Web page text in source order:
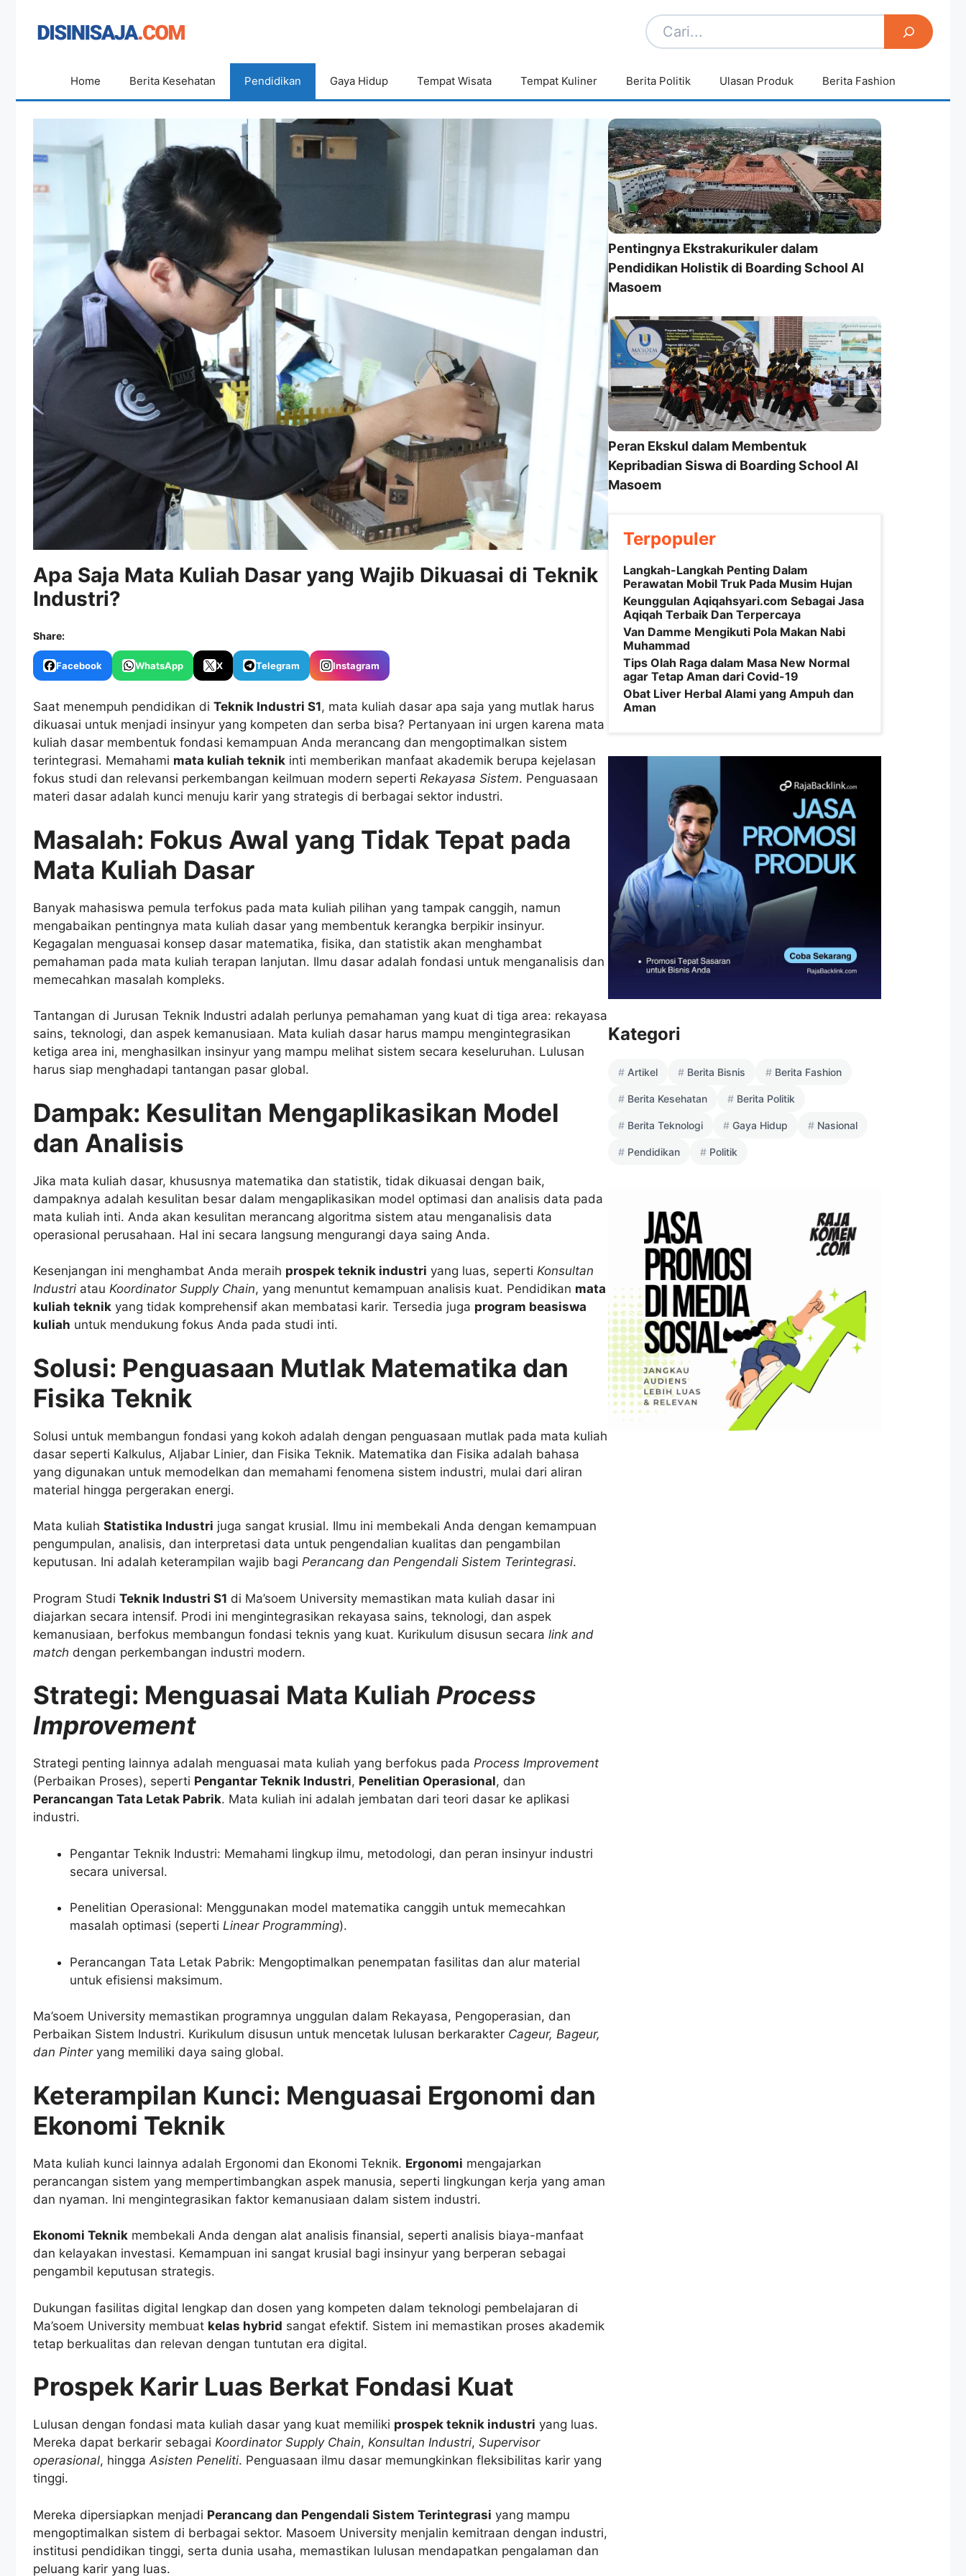
Home Berita Kesehatan Pendidikan Gaya Hidup Tempat Wisata Tempat Kuliner Berita Politik Ulasan Produk Berita Fashion
Apa Saja Mata Kuliah Dasar yang Wajib Dikuasai di Teknik
Industri?
Share:
Facebook WhatsApp X Telegram Instagram
Saat menempuh pendidikan di Teknik Industri S1, mata kuliah dasar apa saja yang mutlak harus
dikuasai untuk menjadi insinyur yang kompeten dan serba bisa? Pertanyaan ini urgen karena mata
kuliah dasar membentuk fondasi kemampuan Anda merancang dan mengoptimalkan sistem
terintegrasi. Memahami mata kuliah teknik inti memberikan manfaat akademik berupa kejelasan
fokus studi dan relevansi perkembangan keilmuan modern seperti Rekayasa Sistem. Penguasaan
materi dasar adalah kunci menuju karir yang strategis di berbagai sektor industri.
Masalah: Fokus Awal yang Tidak Tepat pada
Mata Kuliah Dasar
Banyak mahasiswa pemula terfokus pada mata kuliah pilihan yang tampak canggih, namun
mengabaikan pentingnya mata kuliah dasar yang membentuk kerangka berpikir insinyur.
Kegagalan menguasai konsep dasar matematika, fisika, dan statistik akan menghambat
pemahaman pada mata kuliah terapan lanjutan. Ilmu dasar adalah fondasi untuk menganalisis dan
memecahkan masalah kompleks.
Tantangan di Jurusan Teknik Industri adalah perlunya pemahaman yang kuat di tiga area: rekayasa
sains, teknologi, dan aspek kemanusiaan. Mata kuliah dasar harus mampu mengintegrasikan
ketiga area ini, menghasilkan insinyur yang mampu melihat sistem secara keseluruhan. Lulusan
harus siap menghadapi tantangan pasar global.
Dampak: Kesulitan Mengaplikasikan Model
dan Analisis
Jika mata kuliah dasar, khususnya matematika dan statistik, tidak dikuasai dengan baik,
dampaknya adalah kesulitan besar dalam mengaplikasikan model optimasi dan analisis data pada
mata kuliah inti. Anda akan kesulitan merancang algoritma sistem atau menganalisis data
operasional perusahaan. Hal ini secara langsung mengurangi daya saing Anda.
Kesenjangan ini menghambat Anda meraih prospek teknik industri yang luas, seperti Konsultan
Industri atau Koordinator Supply Chain, yang menuntut kemampuan analisis kuat. Pendidikan mata
kuliah teknik yang tidak komprehensif akan membatasi karir. Tersedia juga program beasiswa
kuliah untuk mendukung fokus Anda pada studi inti.
Solusi: Penguasaan Mutlak Matematika dan
Fisika Teknik
Solusi untuk membangun fondasi yang kokoh adalah dengan penguasaan mutlak pada mata kuliah
dasar seperti Kalkulus, Aljabar Linier, dan Fisika Teknik. Matematika dan Fisika adalah bahasa
yang digunakan untuk memodelkan dan memahami fenomena sistem industri, mulai dari aliran
material hingga pergerakan energi.
Mata kuliah Statistika Industri juga sangat krusial. Ilmu ini membekali Anda dengan kemampuan
pengumpulan, analisis, dan interpretasi data untuk pengendalian kualitas dan pengambilan
keputusan. Ini adalah keterampilan wajib bagi Perancang dan Pengendali Sistem Terintegrasi.
Program Studi Teknik Industri S1 di Ma’soem University memastikan mata kuliah dasar ini
diajarkan secara intensif. Prodi ini mengintegrasikan rekayasa sains, teknologi, dan aspek
kemanusiaan, berfokus membangun fondasi teknis yang kuat. Kurikulum disusun secara link and
match dengan perkembangan industri modern.
Strategi: Menguasai Mata Kuliah Process
Improvement
Strategi penting lainnya adalah menguasai mata kuliah yang berfokus pada Process Improvement
(Perbaikan Proses), seperti Pengantar Teknik Industri, Penelitian Operasional, dan
Perancangan Tata Letak Pabrik. Mata kuliah ini adalah jembatan dari teori dasar ke aplikasi
industri.
Pengantar Teknik Industri: Memahami lingkup ilmu, metodologi, dan peran insinyur industri
secara universal.
Penelitian Operasional: Menggunakan model matematika canggih untuk memecahkan
masalah optimasi (seperti Linear Programming).
Perancangan Tata Letak Pabrik: Mengoptimalkan penempatan fasilitas dan alur material
untuk efisiensi maksimum.
Ma’soem University memastikan programnya unggulan dalam Rekayasa, Pengoperasian, dan
Perbaikan Sistem Industri. Kurikulum disusun untuk mencetak lulusan berkarakter Cageur, Bageur,
dan Pinteryang memiliki daya saing global.
Keterampilan Kunci: Menguasai Ergonomi dan
Ekonomi Teknik
Mata kuliah kunci lainnya adalah Ergonomi dan Ekonomi Teknik. Ergonomi mengajarkan
perancangan sistem yang mempertimbangkan aspek manusia, seperti lingkungan kerja yang aman
dan nyaman. Ini mengintegrasikan faktor kemanusiaan dalam sistem industri.
Ekonomi Teknik membekali Anda dengan alat analisis finansial, seperti analisis biaya-manfaat
dan kelayakan investasi. Kemampuan ini sangat krusial bagi insinyur yang berperan sebagai
pengambil keputusan strategis.
Dukungan fasilitas digital lengkap dan dosen yang kompeten dalam teknologi pembelajaran di
Ma’soem University membuat kelas hybrid sangat efektif. Sistem ini memastikan proses akademik
tetap berkualitas dan relevan dengan tuntutan era digital.
Prospek Karir Luas Berkat Fondasi Kuat
Lulusan dengan fondasi mata kuliah dasar yang kuat memiliki prospek teknik industri yang luas.
Mereka dapat berkarir sebagai Koordinator Supply Chain, Konsultan Industri, Supervisor
operasional, hinggaAsisten Peneliti. Penguasaan ilmu dasar memungkinkan fleksibilitas karir yang
tinggi.
Mereka dipersiapkan menjadi Perancang dan Pengendali Sistem Terintegrasi yang mampu
mengoptimalkan sistem di berbagai sektor. Masoem University menjalin kemitraan dengan industri,
institusi pendidikan tinggi, serta dunia usaha, memastikan lulusan mendapatkan pengalaman dan
peluang karir yang luas.
Pentingnya Ekstrakurikuler dalam
Pendidikan Holistik di Boarding School Al
Masoem
Peran Ekskul dalam Membentuk
Kepribadian Siswa di Boarding School Al
Masoem
Terpopuler
Langkah-Langkah Penting Dalam
Perawatan Mobil Truk Pada Musim Hujan
Keunggulan Aqiqahsyari.com Sebagai Jasa
Aqiqah Terbaik Dan Terpercaya
Van Damme Mengikuti Pola Makan Nabi
Muhammad
Tips Olah Raga dalam Masa New Normal
agar Tetap Aman dari Covid-19
Obat Liver Herbal Alami yang Ampuh dan
Aman
Kategori
Artikel Berita Bisnis Berita Fashion
Berita Kesehatan Berita Politik
Berita Teknologi Gaya Hidup Nasional
Pendidikan Politik